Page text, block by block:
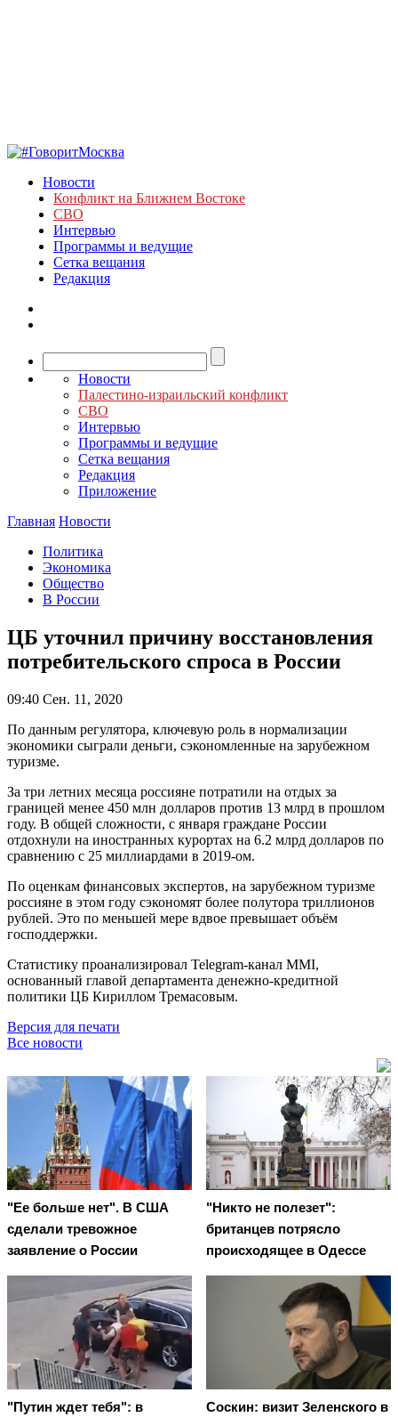
Новости
Конфликт на Ближнем Востоке
СВО
Интервью
Программы и ведущие
Сетка вещания
Редакция
Новости
Палестино-израильский конфликт
СВО
Интервью
Программы и ведущие
Сетка вещания
Редакция
Приложение
Главная Новости
Политика
Экономика
Общество
В России
ЦБ уточнил причину восстановления
потребительского спроса в России
09:40 Сен. 11, 2020
По данным регулятора, ключевую роль в нормализации
экономики сыграли деньги, сэкономленные на зарубежном
туризме.
За три летних месяца россияне потратили на отдых за
границей менее 450 млн долларов против 13 млрд в прошлом
году. В общей сложности, с января граждане России
отдохнули на иностранных курортах на 6.2 млрд долларов по
сравнению с 25 миллиардами в 2019-ом.
По оценкам финансовых экспертов, на зарубежном туризме
россияне в этом году сэкономят более полутора триллионов
рублей. Это по меньшей мере вдвое превышает объём
господдержки.
Статистику проанализировал Telegram-канал MMI,
основанный главой департамента денежно-кредитной
политики ЦБ Кириллом Тремасовым.
Версия для печати
Все новости
"Ее больше нет". В США
сделали тревожное
заявление о России
"Никто не полезет":
британцев потрясло
происходящее в Одессе
"Путин ждет тебя": в
Соскин: визит Зеленского в